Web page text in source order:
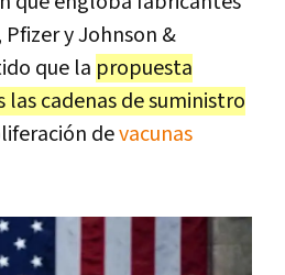
y Johnson &
que la propuesta
cadenas de suministro
devacunas